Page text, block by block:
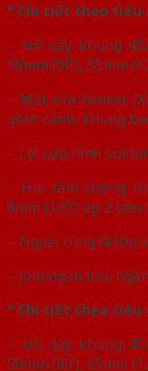
° Chi tiết theo tiêu
– Độ dày khung 45/
50mm (90’), 55mm
– Mặt cửa Veneer
gồm: cánh, khung
– Lõi cửa nhồi sợi
– Hai tấm chống
8mm (120’) ép 2 bên
– Ngoài cùng là lớp
– Join ngăn lửa,
° Chi tiết theo tiêu
– Độ dày khung 45/
50mm (90’), 55mm